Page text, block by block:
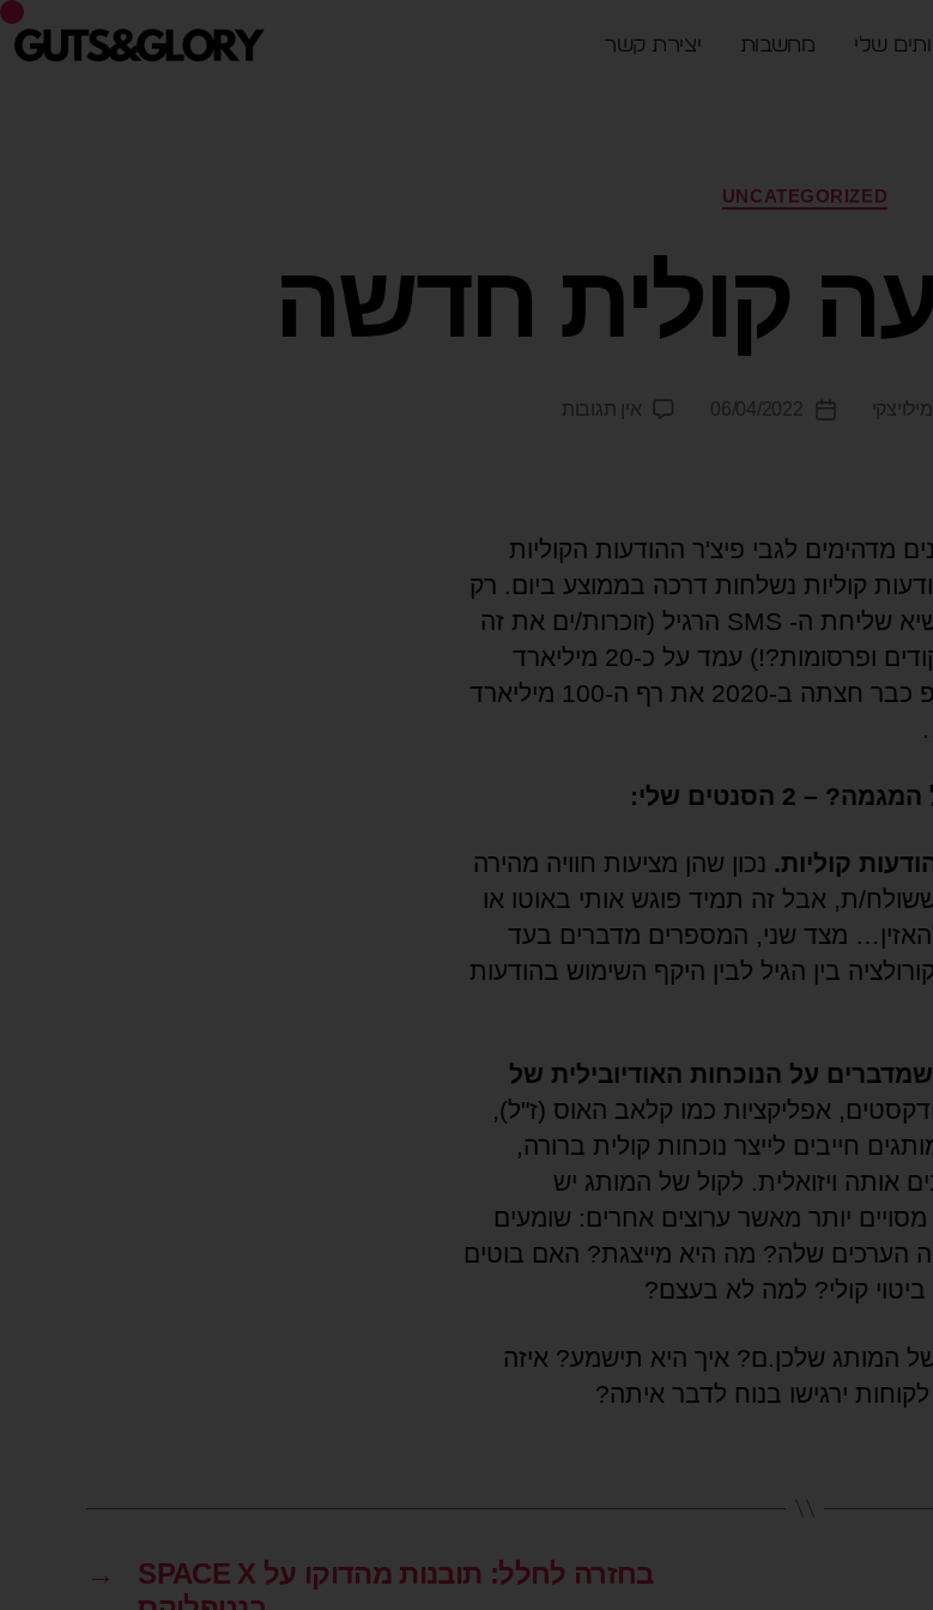
שלי מחשבות יצירת קשר
UNCATEGORIZED
קולית חדשה
06/04/2022 אין תגובות
מדהימים לגבי פיצ'ר ההודעות הקוליות
הודעות קוליות נשלחות דרכה בממוצע ביום. רק
כדי לסבר את האוזן, שיא שליחת ה- SMS הרגיל (זוכרות/ים את זה
בכלל מעבר לקבלת קודים ופרסומות?!) עמד על כ-20 מיליארד
הודעות ביום, וואטסאפ כבר חצתה ב-2020 את רף ה-100 מיליארד
2 הסנטים שלי:
נכון שהן מציעות חוויה מהירה
ת, אבל זה תמיד פוגש אותי באוטו או
מצד שני, המספרים מדברים בעד
בין הגיל לבין היקף השימוש בהודעות
על הנוכחות האודיובילית של
אפליקציות כמו קלאב האוס (ז"ל),
חייבים לייצר נוכחות קולית ברורה,
אותה ויזואלית. לקול של המותג יש
יותר מאשר ערוצים אחרים: שומעים
הערכים שלה? מה היא מייצגת? האם בוטים
קולי? למה לא בעצם?
המותג שלכן.ם? איך היא תישמע? איזה
ירגישו בנוח לדבר איתה?
→
בחזרה לחלל: תובנות מהדוקו על SPACE X